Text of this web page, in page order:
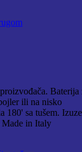
Baterija
ili na nisko
180' sa tušem.
Made in Italy